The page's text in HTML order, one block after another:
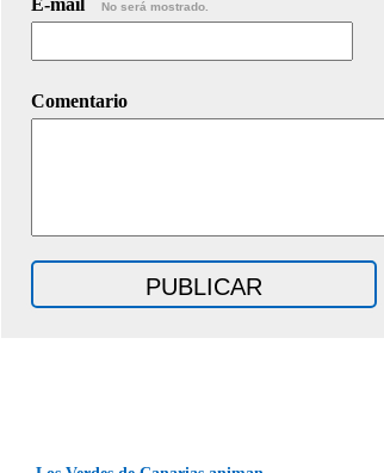
No será mostrado.
Comentario